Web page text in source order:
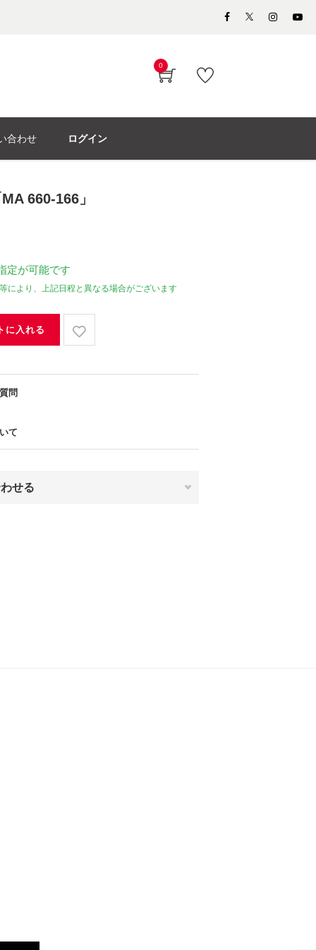
0
合わせ ログイン
660-166」
定が可能です
により、上記日程と異なる場合がございます
に入れる
問
て
せる